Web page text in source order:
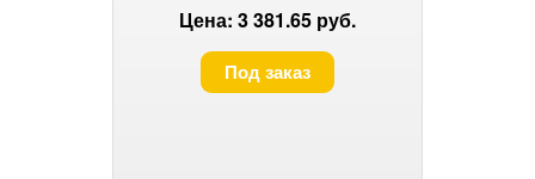
Цена: 3 381.65 руб.
Под заказ